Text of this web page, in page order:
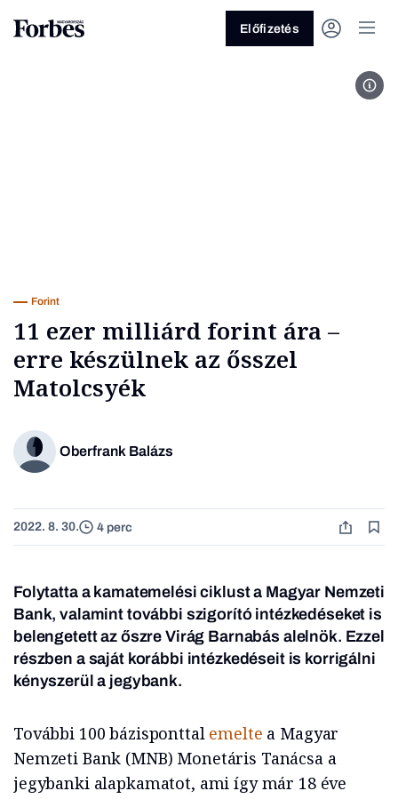
Előfizetés
Forint
11 ezer milliárd forint ára –
erre készülnek az ősszel
Matolcsyék
Oberfrank Balázs
2022. 8. 30. 4 perc
Folytatta a kamatemelési ciklust a Magyar Nemzeti
Bank, valamint további szigorító intézkedéseket is
belengetett az őszre Virág Barnabás alelnök. Ezzel
részben a saját korábbi intézkedéseit is korrigálni
kényszerül a jegybank.
További 100 bázisponttal emelte a Magyar
Nemzeti Bank (MNB) Monetáris Tanácsa a
jegybanki alapkamatot, ami így már 18 éve